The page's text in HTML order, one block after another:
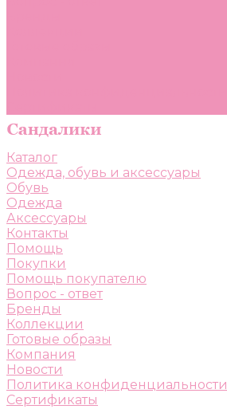
Каталог
Одежда, обувь и аксессуары
Обувь
Одежда
Аксессуары
Контакты
Помощь
Покупки
Помощь покупателю
Вопрос - ответ
Бренды
Коллекции
Готовые образы
Компания
Новости
Политика конфиденциальности
Сертификаты